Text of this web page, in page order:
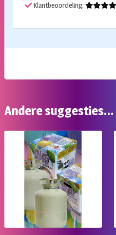
Klantbeoordeling:
Andere suggesties…